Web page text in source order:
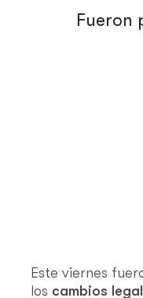
Fueron
Este viernes
los cambios